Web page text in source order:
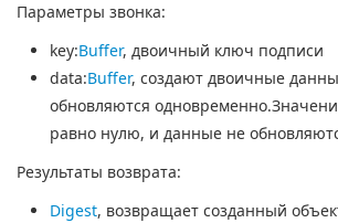
Параметры звонка:
key:Buffer, двоичный ключ подписи
data:Buffer, создают двоичные
обновляются
равно нулю, и данные не
Результаты возврата:
Digest, возвращает созданный